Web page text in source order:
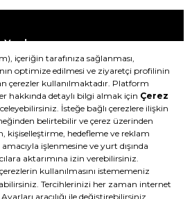
Yardım
Teslimat Bilgisi
Şartlar & Koşullar
Hakkımızda